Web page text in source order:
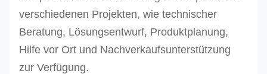
verschiedenen Projekten, wie technischer
Beratung, Lösungsentwurf, Produktplanung,
Hilfe vor Ort und Nachverkaufsunterstützung
zur Verfügung.